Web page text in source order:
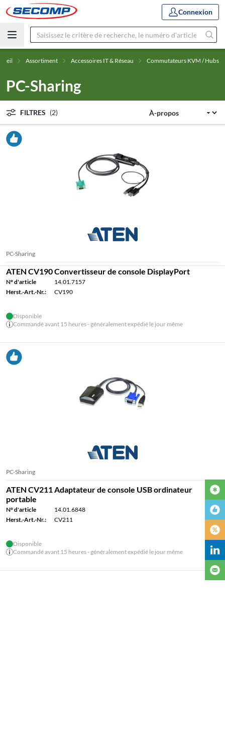
Connexion
Assortiment Accessoires IT & Réseau Commutateurs KVM / Hubs
PC-Sharing
FILTRES (2)
PC-Sharing
ATEN CV190 Convertisseur de console DisplayPort
N° d'article
14.01.7157
Herst.-Art.-Nr.:
CV190
Disponible
Commandé avant 15 heures - généralement expédié le jour même
PC-Sharing
ATEN CV211 Adaptateur de console USB ordinateur
portable
N° d'article
14.01.6848
Herst.-Art.-Nr.:
CV211
Disponible
Commandé avant 15 heures - généralement expédié le jour même